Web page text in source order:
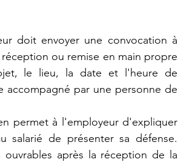
doit envoyer une convocation à
ou remise en main propre
le lieu, la date et l'heure de
accompagné par une personne de
permet à l'employeur d'expliquer
salarié de présenter sa défense.
après la réception de la